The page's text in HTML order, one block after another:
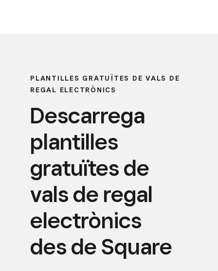
PLANTILLES GRATUÏTES DE VALS DE
REGAL ELECTRÒNICS
Descarrega
plantilles
gratuïtes de
vals de regal
electrònics
des de Square